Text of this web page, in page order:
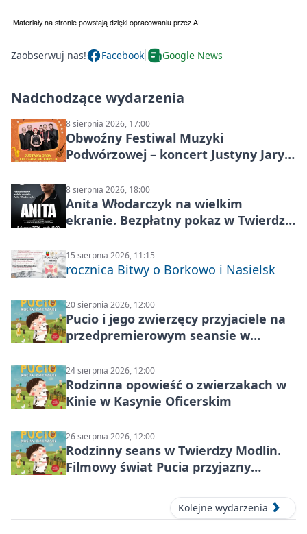
Zaobserwuj nas! Facebook Google News
Nadchodzące wydarzenia
8 sierpnia 2026, 17:00
Obwoźny Festiwal Muzyki
Podwórzowej – koncert Justyny Jary i
8 sierpnia 2026, 18:00
Anita Włodarczyk na wielkim
ekranie. Bezpłatny pokaz w Twierdzy
15 sierpnia 2026, 11:15
rocznica Bitwy o Borkowo i Nasielsk
20 sierpnia 2026, 12:00
Pucio i jego zwierzęcy przyjaciele na
przedpremierowym seansie w
24 sierpnia 2026, 12:00
Rodzinna opowieść o zwierzakach w
Kinie w Kasynie Oficerskim
26 sierpnia 2026, 12:00
Rodzinny seans w Twierdzy Modlin.
Filmowy świat Pucia przyjazny
Kolejne wydarzenia